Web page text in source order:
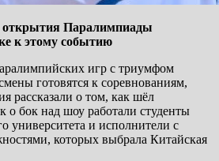
открытия Паралимпиады
к этому событию
игр с триумфом
готовятся к соревнованиям,
рассказали о том, как шёл
о бок над шоу работали студенты
университета и исполнители с
которых выбрала Китайская